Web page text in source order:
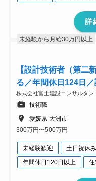
詳
未経験から月給30万円以上
【設計技術者（第二
る／年間休日124日
株式会社富士建設コンサルタン
技術職
愛媛県 大洲市
300万円〜500万円
未経験歓迎 土日祝休み
年間休日120日以上
住